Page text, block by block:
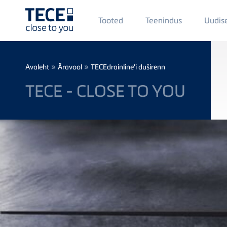
Main
Menü
1
Tooted Teenindus
Breadcrumb
Avaleht » Äravool » TECEdrainline'i duširenn
TECE - CLOSE TO YOU